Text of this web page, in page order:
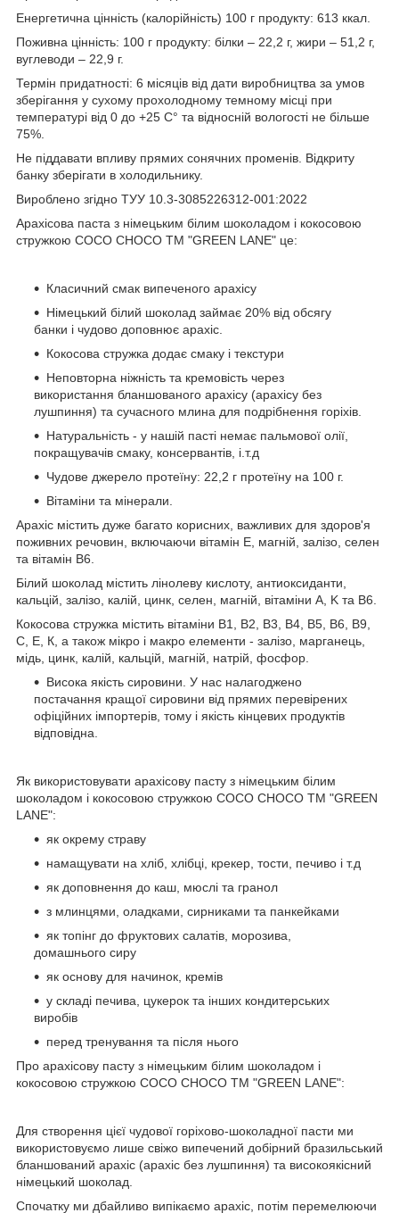
Енергетична цінність (калорійність) 100 г продукту: 613 ккал.
Поживна цінність: 100 г продукту: білки – 22,2 г, жири – 51,2 г,
вуглеводи – 22,9 г.
Термін придатності: 6 місяців від дати виробництва за умов
зберігання у сухому прохолодному темному місці при
температурі від 0 до +25 С° та відносній вологості не більше
75%.
Не піддавати впливу прямих сонячних променів. Відкриту
банку зберігати в холодильнику.
Вироблено згідно ТУУ 10.3-3085226312-001:2022
Арахісова паста з німецьким білим шоколадом і кокосовою
стружкою COCO CHOCO ТМ "GREEN LANE" це:
Класичний смак випеченого арахісу
Німецький білий шоколад займає 20% від обсягу
банки і чудово доповнює арахіс.
Кокосова стружка додає смаку і текстури
Неповторна ніжність та кремовість через
використання бланшованого арахісу (арахісу без
лушпиння) та сучасного млина для подрібнення горіхів.
Натуральність - у нашій пасті немає пальмової олії,
покращувачів смаку, консервантів, і.т.д
Чудове джерело протеїну: 22,2 г протеїну на 100 г.
Вітаміни та мінерали.
Арахіс містить дуже багато корисних, важливих для здоров'я
поживних речовин, включаючи вітамін Е, магній, залізо, селен
та вітамін В6.
Білий шоколад містить лінолеву кислоту, антиоксиданти,
кальцій, залізо, калій, цинк, селен, магній, вітаміни А, K та B6.
Кокосова стружка містить вітаміни В1, В2, B3, В4, B5, В6, В9,
С, Е, К, а також мікро і макро елементи - залізо, марганець,
мідь, цинк, калій, кальцій, магній, натрій, фосфор.
Висока якість сировини. У нас налагоджено
постачання кращої сировини від прямих перевірених
офіційних імпортерів, тому і якість кінцевих продуктів
відповідна.
Як використовувати арахісову пасту з німецьким білим
шоколадом і кокосовою стружкою COCO CHOCO ТМ "GREEN
LANE":
як окрему страву
намащувати на хліб, хлібці, крекер, тости, печиво і т.д
як доповнення до каш, мюслі та гранол
з млинцями, оладками, сирниками та панкейками
як топінг до фруктових салатів, морозива,
домашнього сиру
як основу для начинок, кремів
у складі печива, цукерок та інших кондитерських
виробів
перед тренування та після нього
Про арахісову пасту з німецьким білим шоколадом і
кокосовою стружкою COCO CHOCO ТМ "GREEN LANE":
Для створення цієї чудової горіхово-шоколадної пасти ми
використовуємо лише свіжо випечений добірний бразильський
бланшований арахіс (арахіс без лушпиння) та високоякісний
німецький шоколад.
Спочатку ми дбайливо випікаємо арахіс, потім перемелюючи